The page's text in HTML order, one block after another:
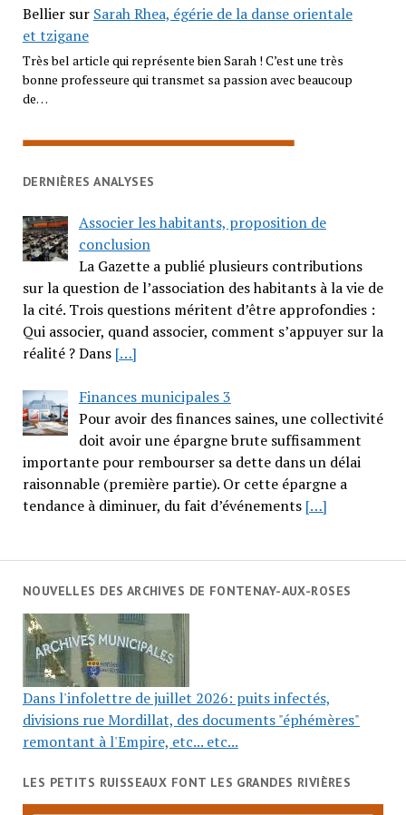
Belliersur Sarah Rhea, égérie de la danse orientale
et tzigane
Très bel article qui représente bien Sarah ! C’est une très
bonne professeure qui transmet sa passion avec beaucoup
de…
DERNIÈRES ANALYSES
Associer les habitants, proposition de
conclusion
La Gazette a publié plusieurs contributions
sur la question de l’association des habitants à la vie de
la cité. Trois questions méritent d’être approfondies :
Qui associer, quand associer, comment s’appuyer sur la
réalité ? Dans […]
Finances municipales 3
Pour avoir des finances saines, une collectivité
doit avoir une épargne brute suffisamment
importante pour rembourser sa dette dans un délai
raisonnable (première partie). Or cette épargne a
tendance à diminuer, du fait d’événements […]
NOUVELLES DES ARCHIVES DE FONTENAY-AUX-ROSES
Dans l'infolettre de juillet 2026: puits infectés,
divisions rue Mordillat, des documents "éphémères"
remontant à l'Empire, etc... etc...
LES PETITS RUISSEAUX FONT LES GRANDES RIVIÈRES